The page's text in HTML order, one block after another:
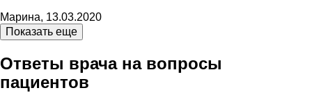
Марина, 13.03.2020
Показать еще
Ответы врача на вопросы
пациентов